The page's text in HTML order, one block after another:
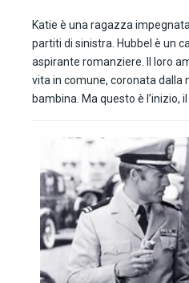
Katie è una ragazza
partiti di sinistra. Hubbel è un
aspirante romanziere. Il loro
vita in comune, coronata dalla
bambina. Ma questo è l’inizio,